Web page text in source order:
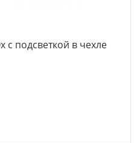
3х, 10х с подсветкой в чехле